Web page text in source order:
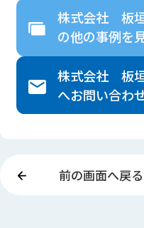
株式会社 板
の他の事例を
株式会社 板
へお問い合わ
前の画面へ戻る